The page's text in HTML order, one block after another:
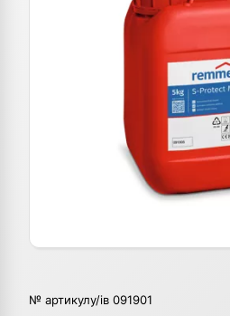
№ артикулу/ів 091901